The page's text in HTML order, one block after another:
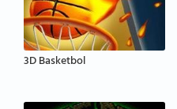
3D Basketbol